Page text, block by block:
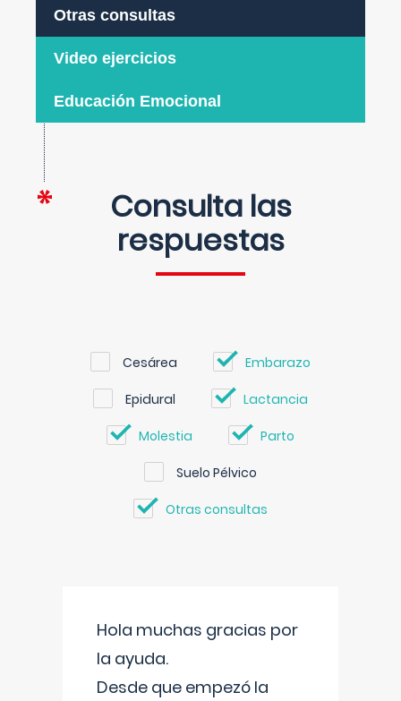
Otras consultas
Video ejercicios
Educación Emocional
Consulta las
respuestas
Cesárea Embarazo
Epidural Lactancia
Molestia Parto
Suelo Pélvico
Otras consultas
Hola muchas gracias por
la ayuda.
Desde que empezó la